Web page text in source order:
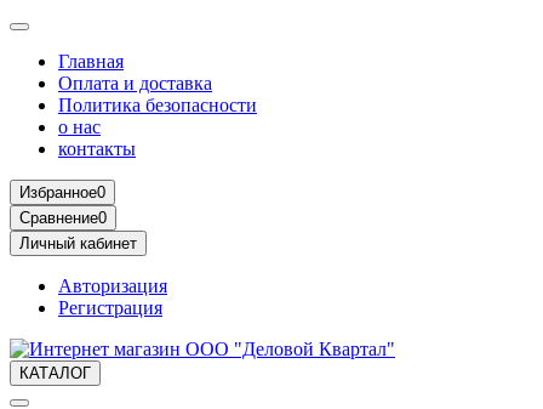
Главная
Оплата и доставка
Политика безопасности
о нас
контакты
Избранное0
Сравнение0
Личный кабинет
Авторизация
Регистрация
КАТАЛОГ